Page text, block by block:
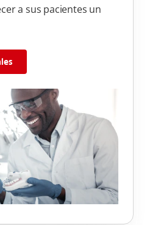
a sus pacientes un